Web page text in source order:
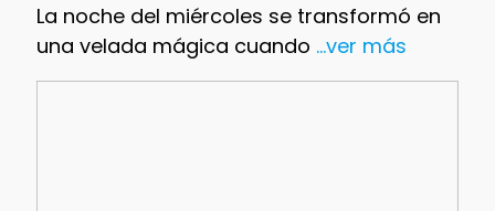
La noche del miércoles se transformó en
una velada mágica cuando ...ver más